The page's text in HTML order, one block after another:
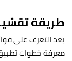
طريقة
بعد التعرف على
معرفة خطوات